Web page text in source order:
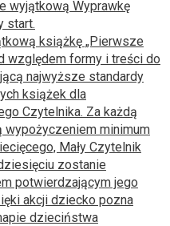
wyjątkową Wyprawkę
start.
książkę „Pierwsze
względem formy i treści do
najwyższe standardy
książek dla
Czytelnika. Za każdą
minimum
Mały Czytelnik
zostanie
potwierdzającym jego
akcji dziecko pozna
dzieciństwa